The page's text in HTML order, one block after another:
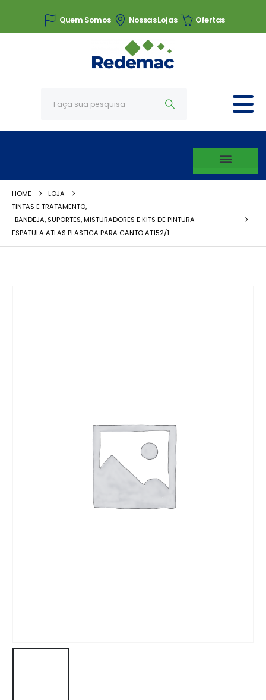
Quem Somos Nossas Lojas Ofertas
HOME
LOJA
TINTAS E TRATAMENTO,
BANDEJA, SUPORTES, MISTURADORES E KITS DE PINTURA
ESPATULA ATLAS PLASTICA PARA CANTO AT152/1